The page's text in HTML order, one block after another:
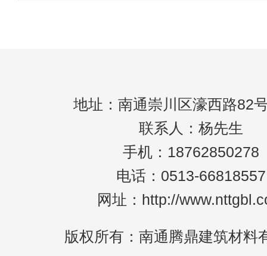
地址：南通崇川区濠西路82
联系人：杨先生
手机：18762850278
电话：0513-66818557
网址：http://
版权所有：南通腾鼎建筑材料